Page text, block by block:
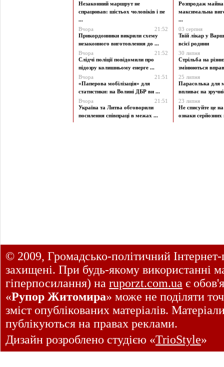
Незаконний маршрут не
спрацював: шістьох чоловіків і пе
...
Вчора
21:52
Прикордонники викрили схему
незаконного виготовлення до ...
Вчора
21:52
Слідчі поліції повідомили про
підозру колишньому енерге ...
Вчора
21:51
«Паперова мобілізація» для
статистики: на Волині ДБР ви ...
Вчора
21:51
Україна та Литва обговорили
посилення співпраці в межах ...
Розпродаж майна
максимальна
...
03 серпня
Твій лікар у
всієї родини
30 липня
Стрільба на
змінюються
25 липня
Парасолька для
впливає на
23 липня
Не списуйте це
ознаки
© 2009, Громадсько-політичний
захищені. При будь-якому використанні
гіперпосилання) на ruporzt.com.ua є
«Рупор Житомира» може не поділяти
зміст опублікованих матеріалів.
публікуються на правах реклами.
Дизайн розроблено студією «TrioStyle»